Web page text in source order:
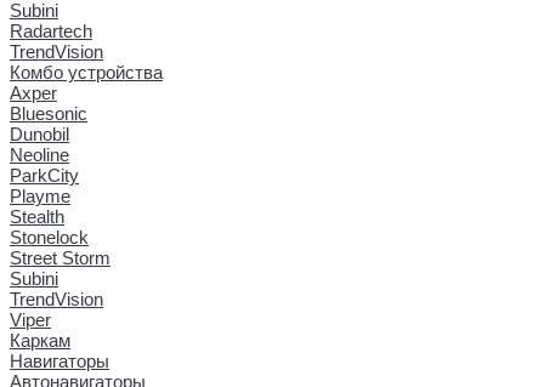
Subini
Radartech
TrendVision
Комбо устройства
Axper
Bluesonic
Dunobil
Neoline
ParkCity
Playme
Stealth
Stonelock
Street Storm
Subini
TrendVision
Viper
Каркам
Навигаторы
Автонавигаторы